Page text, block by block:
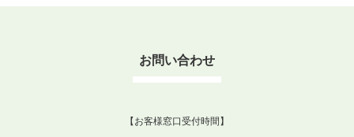
お問い合わせ
【お客様窓口受付時間】